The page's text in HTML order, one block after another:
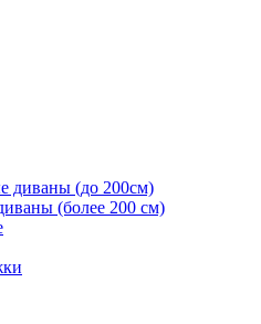
диваны (до 200см)
(более 200 см)